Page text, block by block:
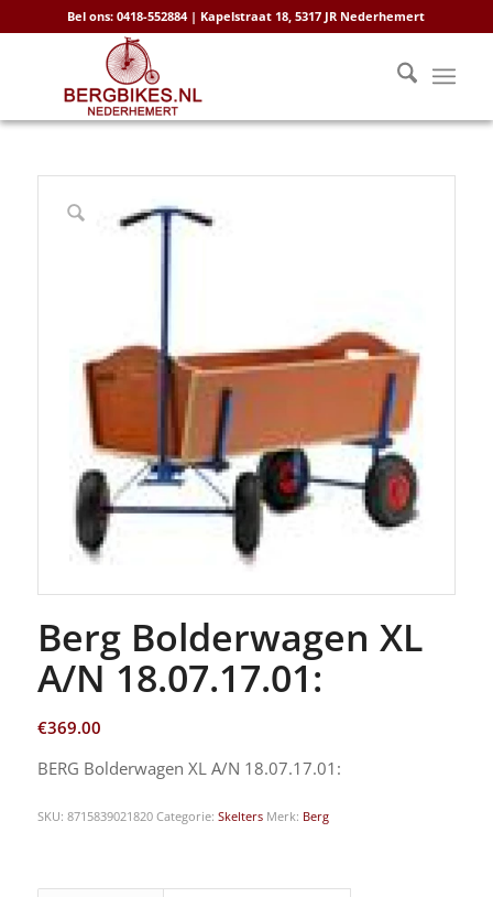
Bel ons: 0418-552884 | Kapelstraat 18, 5317 JR Nederhemert
Berg Bolderwagen XL
A/N 18.07.17.01:
€369.00
BERG Bolderwagen XL A/N 18.07.17.01:
SKU: 8715839021820 Categorie: Skelters Merk: Berg